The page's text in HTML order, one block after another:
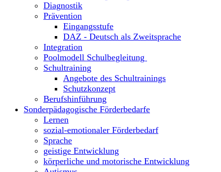
Diagnostik
Prävention
Eingangsstufe
DAZ - Deutsch als Zweitsprache
Integration
Poolmodell Schulbegleitung
Schultraining
Angebote des Schultrainings
Schutzkonzept
Berufshinführung
Sonderpädagogische Förderbedarfe
Lernen
sozial-emotionaler Förderbedarf
Sprache
geistige Entwicklung
körperliche und motorische Entwicklung